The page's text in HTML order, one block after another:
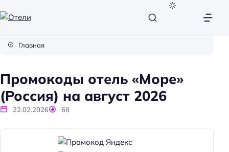
и
Главная
Промокоды отель «Море»
(Россия) на август 2026
22.02.2026 68